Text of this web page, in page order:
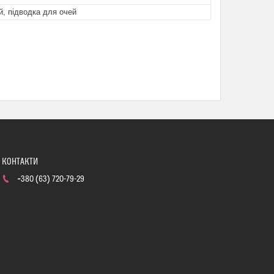
підводка для очей
+380 (63) 720-79-29